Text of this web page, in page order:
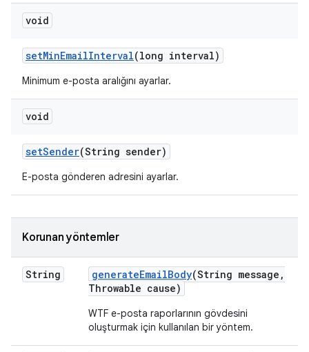
void
setMinEmailInterval(long interval)
Minimum e-posta aralığını ayarlar.
void
setSender(String sender)
E-posta gönderen adresini ayarlar.
Korunan yöntemler
String generateEmailBody(String message ,
Throwable cause)
WTF e-posta raporlarının gövdesini
oluşturmak için kullanılan bir yöntem.